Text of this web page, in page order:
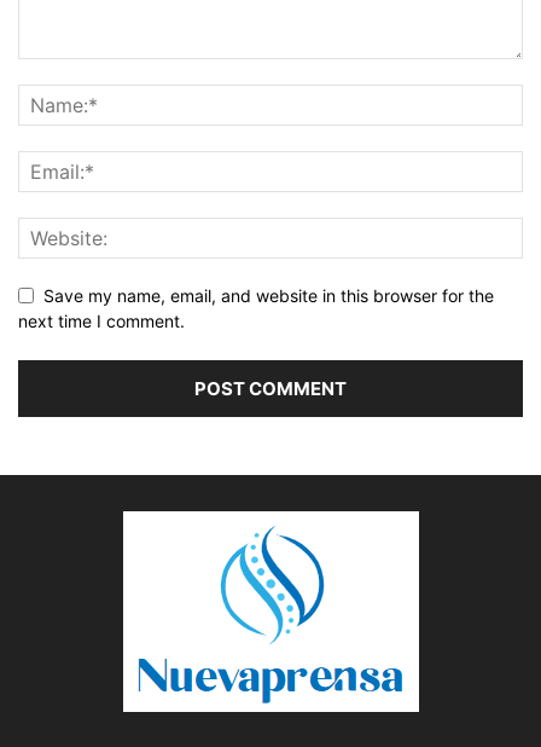
Save my name, email, and website in this browser for the
next time I comment.